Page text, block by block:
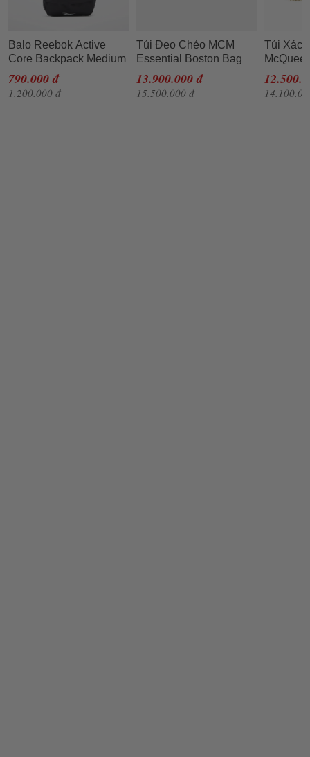
Balo Reebok Active
Core Backpack Medium
GP0176 Màu Đen
790.000 đ
1.200.000 đ
Túi Đeo Chéo MCM
Essential Boston Bag
W/ Airpods Pro Case In
Visetos Original Màu
Nâu
13.900.000 đ
15.500.000 đ
Túi
Croc-